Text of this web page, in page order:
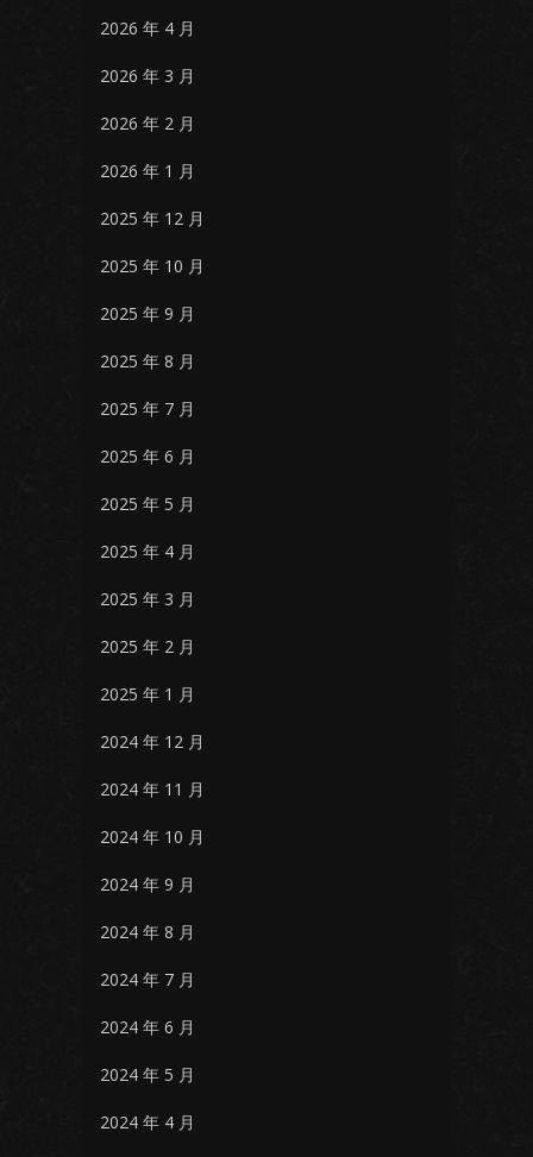
2026 年 4 月
2026 年 3 月
2026 年 2 月
2026 年 1 月
2025 年 12 月
2025 年 10 月
2025 年 9 月
2025 年 8 月
2025 年 7 月
2025 年 6 月
2025 年 5 月
2025 年 4 月
2025 年 3 月
2025 年 2 月
2025 年 1 月
2024 年 12 月
2024 年 11 月
2024 年 10 月
2024 年 9 月
2024 年 8 月
2024 年 7 月
2024 年 6 月
2024 年 5 月
2024 年 4 月